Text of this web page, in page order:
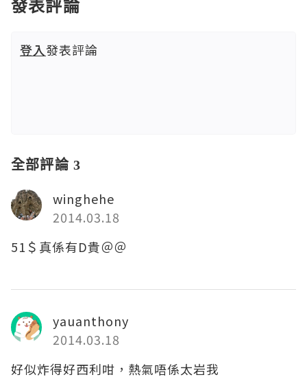
發表評論
登入發表評論
全部評論 3
winghehe
2014.03.18
51＄真係有D貴＠＠
yauanthony
2014.03.18
好似炸得好西利咁，熱氣唔係太岩我